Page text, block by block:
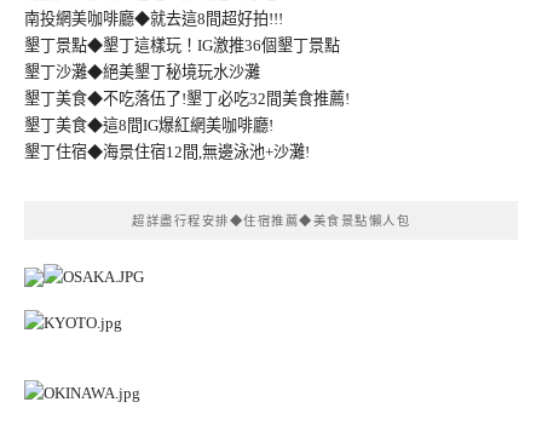
南投網美咖啡廳◆就去這8間超好拍!!!
墾丁景點◆墾丁這樣玩！IG激推36個墾丁景點
墾丁沙灘◆絕美墾丁秘境玩水沙灘
墾丁美食◆不吃落伍了!墾丁必吃32間美食推薦!
墾丁美食◆這8間IG爆紅網美咖啡廳!
墾丁住宿◆海景住宿12間,無邊泳池+沙灘!
超詳盡行程安排◆住宿推薦◆美食景點懶人包